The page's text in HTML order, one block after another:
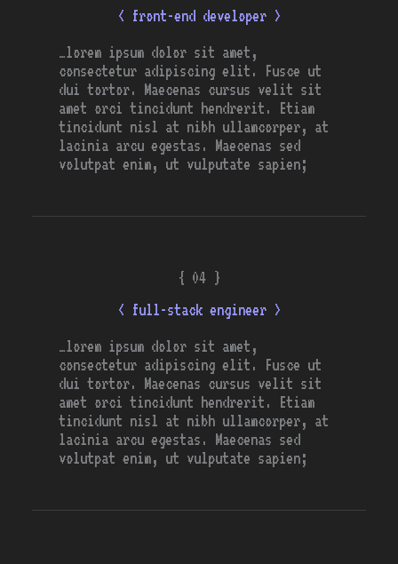
< front-end developer >
…lorem ipsum dolor sit amet,
consectetur adipiscing elit. Fusce ut
dui tortor. Maecenas cursus velit sit
amet orci tincidunt hendrerit. Etiam
tincidunt nisl at nibh ullamcorper, at
lacinia arcu egestas. Maecenas sed
volutpat enim, ut vulputate sapien;
{ 04 }
< full-stack engineer >
…lorem ipsum dolor sit amet,
consectetur adipiscing elit. Fusce ut
dui tortor. Maecenas cursus velit sit
amet orci tincidunt hendrerit. Etiam
tincidunt nisl at nibh ullamcorper, at
lacinia arcu egestas. Maecenas sed
volutpat enim, ut vulputate sapien;